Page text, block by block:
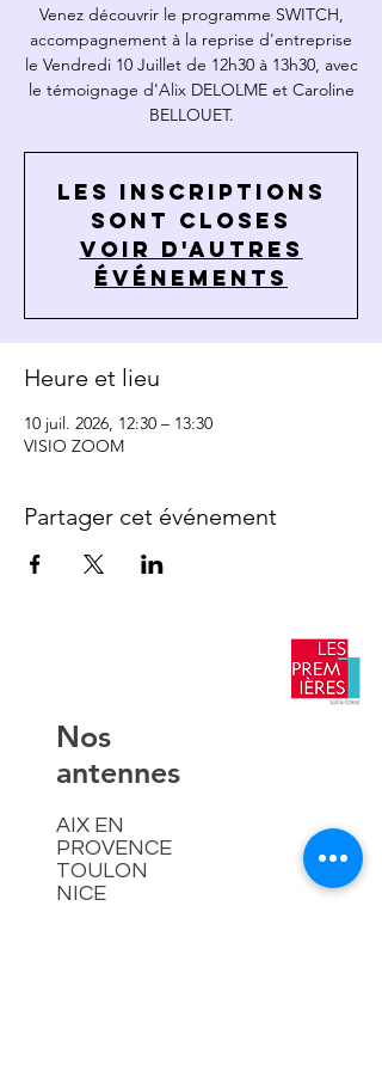
Venez découvrir le programme SWITCH,
accompagnement à la reprise d'entreprise
le Vendredi 10 Juillet de 12h30 à 13h30, avec
le témoignage d'Alix DELOLME et Caroline
BELLOUET.
Les inscriptions
sont closes
Voir d'autres
événements
Heure et lieu
10 juil. 2026, 12:30 – 13:30
VISIO ZOOM
Partager cet événement
​Nos
antennes
AIX EN
PROVENCE
TOULON
NICE